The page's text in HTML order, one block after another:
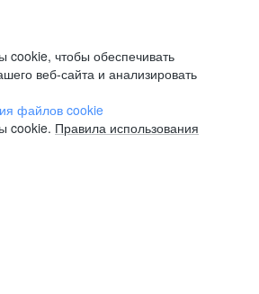
чтобы обеспечивать
веб-сайта и анализировать
файлов cookie
cookie. Правила использования